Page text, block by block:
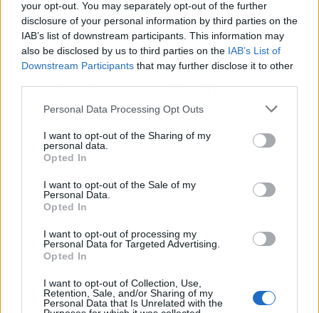
your opt-out. You may separately opt-out of the further
disclosure of your personal information by third parties on the
IAB’s list of downstream participants. This information may
also be disclosed by us to third parties on the IAB’s List of
Downstream Participants that may further disclose it to other
Personal Data Processing Opt Outs
I want to opt-out of the Sharing of my
personal data.
Opted In
I want to opt-out of the Sale of my
Personal Data.
Opted In
I want to opt-out of processing my
Personal Data for Targeted Advertising.
Opted In
I want to opt-out of Collection, Use,
Retention, Sale, and/or Sharing of my
Personal Data that Is Unrelated with the
—tecnologías clave para optimizar procesos,
aumentar la eficiencia y maximizar la
productividad.
Rajesh Krishnamurthy, CEO de Expleo,
comentó: «La combinación de la situación
los últimos tres años ha comenzado a
acumularse y a suponer un mayor desafío para
las empresas y sus programas de
transformación. El resultado es la aparición de
obstáculos en áreas donde antes podían hacer
frente a las dificultades. Esto no se resolverá de
la noche a la mañana, por lo que las
mantenerse enfocadas en sus objetivos.